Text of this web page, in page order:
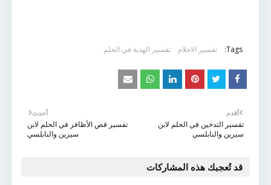
Tags: تفسير الاحلام تفسير الهدية في الحلم
أحدث
تفسير قص الأظافر في الحلم لابن
سيرين والنابلسي
أقدم
تفسير التدخين في الحلم لابن
سيرين والنابلسي
قد تُعجبك هذه المشاركات